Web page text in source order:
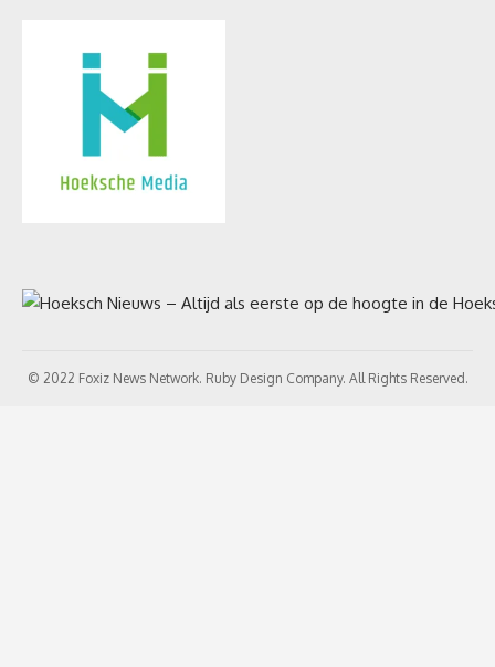
© 2022 Foxiz News Network. Ruby Design Company. All Rights Reserved.